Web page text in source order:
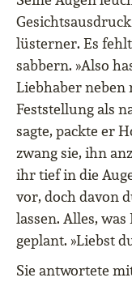
lüsterner. Es
sabbern. »Also
Liebhaber neben
Feststellung als
sagte, packte er
zwang sie, ihn
ihr tief in die
vor, doch davon
lassen. Alles,
geplant. »Liebst
Sie antwortete